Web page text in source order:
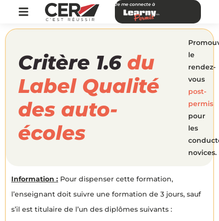
Je me connecte à
Critère 1.6 du
Label Qualité
des auto-
écoles
le
rendez-
vous
post-
permis
pour
les
novices.
Information : Pour dispenser cette formation,
l’enseignant doit suivre une formation de 3 jours, sauf
s’il est titulaire de l’un des diplômes suivants :